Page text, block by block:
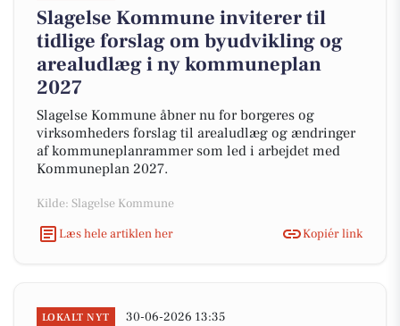
Slagelse Kommune inviterer til
tidlige forslag om byudvikling og
arealudlæg i ny kommuneplan
2027
Slagelse Kommune åbner nu for borgeres og
virksomheders forslag til arealudlæg og ændringer
af kommuneplanrammer som led i arbejdet med
Kommuneplan 2027.
Kilde: Slagelse Kommune
Læs hele artiklen her
Kopiér link
LOKALT NYT 30-06-2026 13:35